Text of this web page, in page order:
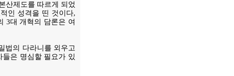
산제도를 따르게 되었
인 성격을 띤 것이다,
3대 개혁의 담론은 여
법의 다라니를 외우고
은 명심할 필요가 있